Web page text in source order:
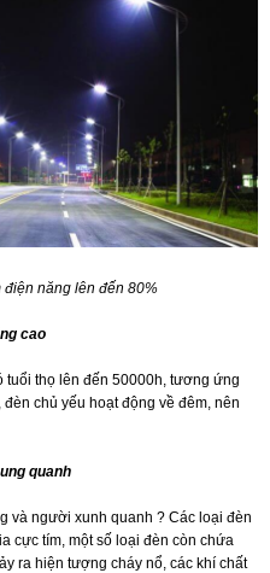
năng lên đến 80%
cao
tuổi thọ lên đến 50000h, tương ứng
chủ yếu hoạt động về đêm, nên
quanh
và người xunh quanh ? Các loại đèn
cực tím, một số loại đèn còn chứa
ra hiện tượng cháy nổ, các khí chất